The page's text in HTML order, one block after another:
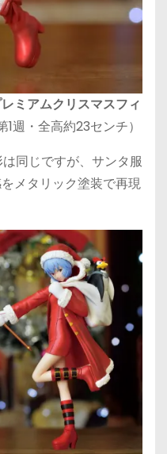
ミアムクリスマスフィ
1週・全高約23センチ）
同じですが、サンタ服
メタリック塗装で再現